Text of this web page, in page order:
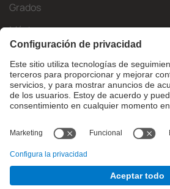
Grados
Másteres
Movilidad Internacional
Investigación
Empresa
¿Qué necesitas?